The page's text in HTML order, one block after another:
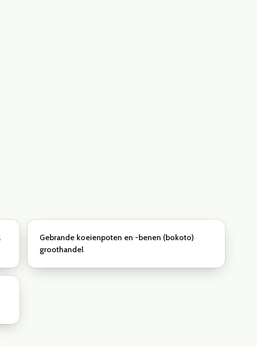
Gebrande koeienpoten en -benen (bokoto)
groothandel